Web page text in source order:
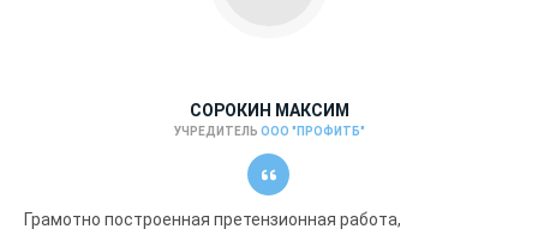
СОРОКИН МАКСИМ
УЧРЕДИТЕЛЬ ООО "ПРОФИТБ"
Грамотно построенная претензионная работа,